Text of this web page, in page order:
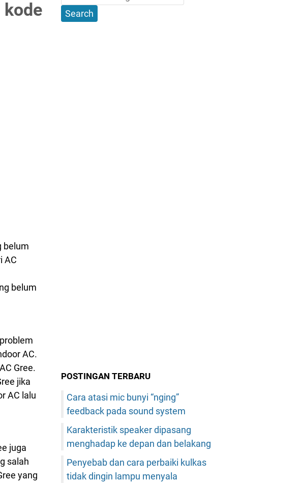
kode
belum
AC
belum
AC.
Gree.
jika
AC lalu
juga
salah
yang
POSTINGAN TERBARU
Cara atasi mic bunyi “nging”
feedback pada sound system
Karakteristik speaker dipasang
menghadap ke depan dan belakang
Penyebab dan cara perbaiki kulkas
tidak dingin lampu menyala